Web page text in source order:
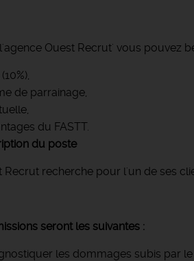
Ouest Recrut' vous pouvez
de parrainage,
du FASTT.
du poste
Recrut recherche pour l'un de ses
seront les suivantes :
les dommages subis par le